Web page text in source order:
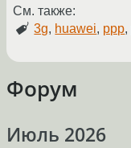
См. также:
3g, huawei, ppp,
Форум
Июль 2026